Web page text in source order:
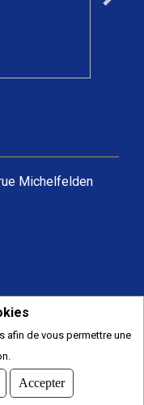
Michelfelden
afin de vous permettre une
Accepter